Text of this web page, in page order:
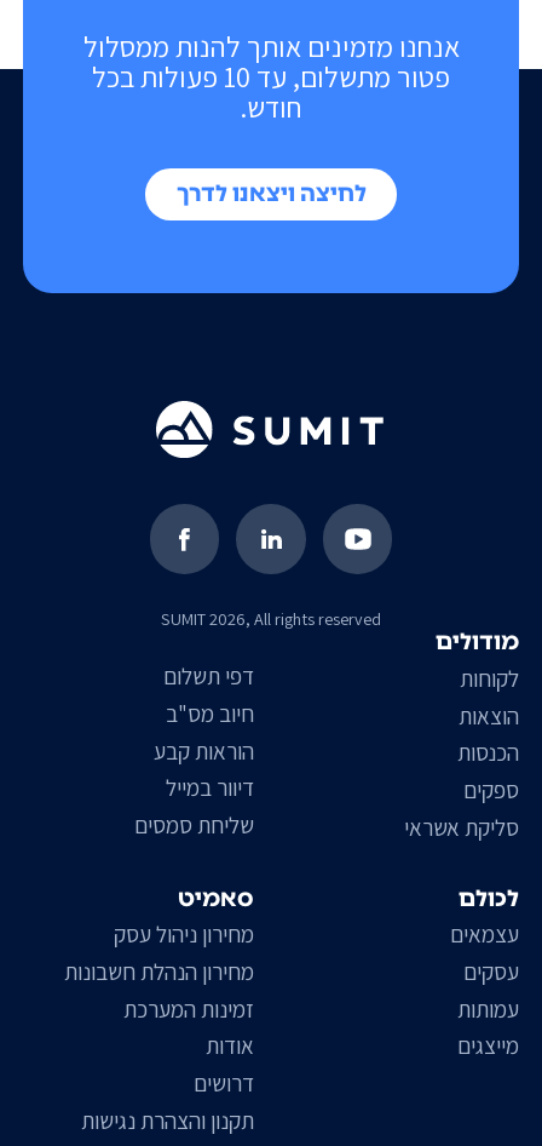
אנחנו מזמינים אותך להנות ממסלול
פטור מתשלום, עד 10 פעולות בכל
חודש.
לחיצה ויצאנו לדרך
SUMIT 2026, All rights reserved
סאמיט
מחירון ניהול עסק
מחירון הנהלת חשבונות
זמינות המערכת
אודות
דרושים
תקנון והצהרת נגישות
דפי תשלום
חיוב מס"ב
הוראות קבע
דיוור במייל
שליחת סמסים
מודולים
לקוחות
הוצאות
הכנסות
ספקים
סליקת אשראי
לכולם
עצמאים
עסקים
עמותות
מייצגים